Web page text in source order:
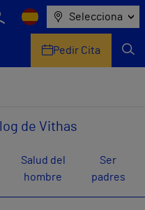
Selecciona
Pedir Cita
de Vithas
Salud del
hombre
Ser
padres